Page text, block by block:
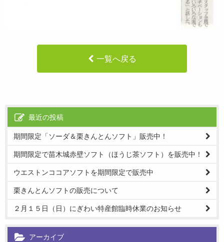
一覧へ戻る
最近の投稿
期間限定「ソーダ＆栗きんとんソフト」販売中！
期間限定で苗木城赤壁ソフト（ほうじ茶ソフト）を販売中！
ウエストンココアソフトを期間限定で販売中
栗きんとんソフトの販売について
２月１５日（日）にぎわい特産館臨時休業のお知らせ
アーカイブ